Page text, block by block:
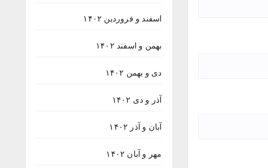
اسفند و فروردین ۱۴۰۲
بهمن و اسفند ۱۴۰۲
دی و بهمن ۱۴۰۲
آذر و دی ۱۴۰۲
آبان و آذر ۱۴۰۲
مهر و آبان ۱۴۰۲